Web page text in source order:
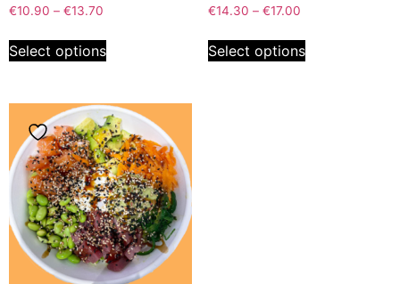
€10.90 – €13.70
Select options
€14.30 – €17.00
Select options